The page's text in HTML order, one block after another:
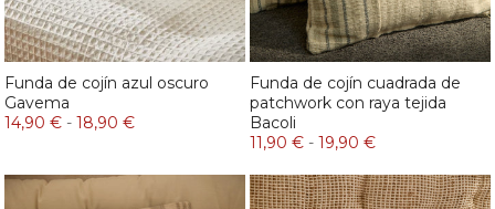
Funda de cojín azul oscuro
Gavema
14,90 € - 18,90 €
Funda de cojín cuadrada de
patchwork con raya tejida
Bacoli
11,90 € - 19,90 €